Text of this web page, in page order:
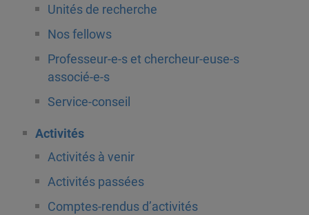
Unités de recherche
Nos fellows
Professeur-e-s et chercheur-euse-s
associé-e-s
Service-conseil
Activités
Activités à venir
Activités passées
Comptes-rendus d’activités